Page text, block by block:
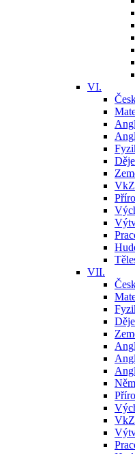
VI.
VkZ
VII.
VkZ